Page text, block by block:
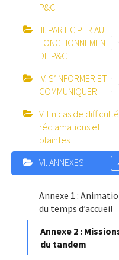
P&C
III. PARTICIPER AU
FONCTIONNEMENT
DE P&C
IV. S’INFORMER ET
COMMUNIQUER
V. En cas de
réclamations et
plaintes
VI. ANNEXES
Annexe 1 :
du temps d’accueil
Annexe 2 :
du tandem